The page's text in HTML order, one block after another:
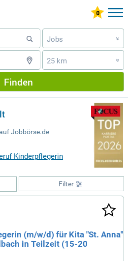
Jobs »
25 km »
Finden
Jobbörse.de
Kinderpflegerin
Filter
(m/w/d) für Kita "St. Anna"
in Teilzeit (15-20